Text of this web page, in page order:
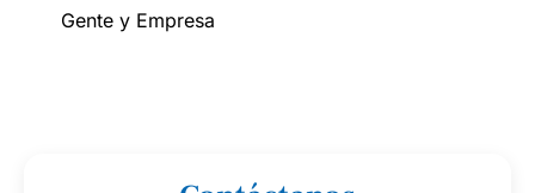
Gente y Empresa